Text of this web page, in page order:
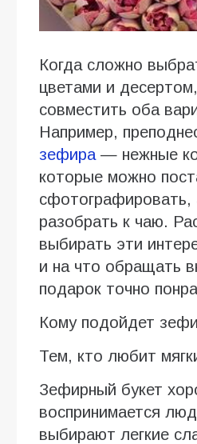
Когда сложно
цветами и
совместить оба
Например,
зефира— нежные
которые можно
сфотографировать,
разобрать к чаю.
выбирать эти
и на что обращать
подарок точно
Кому подойдет
Тем, кто любит
Зефирный букет
воспринимается
выбирают легкие